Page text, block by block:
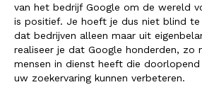
van het bedrijf Google om de wereld
is positief. Je hoeft je dus niet blind
dat bedrijven alleen maar uit
realiseer je dat Google honderden, zo
mensen in dienst heeft die doorlopend
uw zoekervaring kunnen verbeteren.